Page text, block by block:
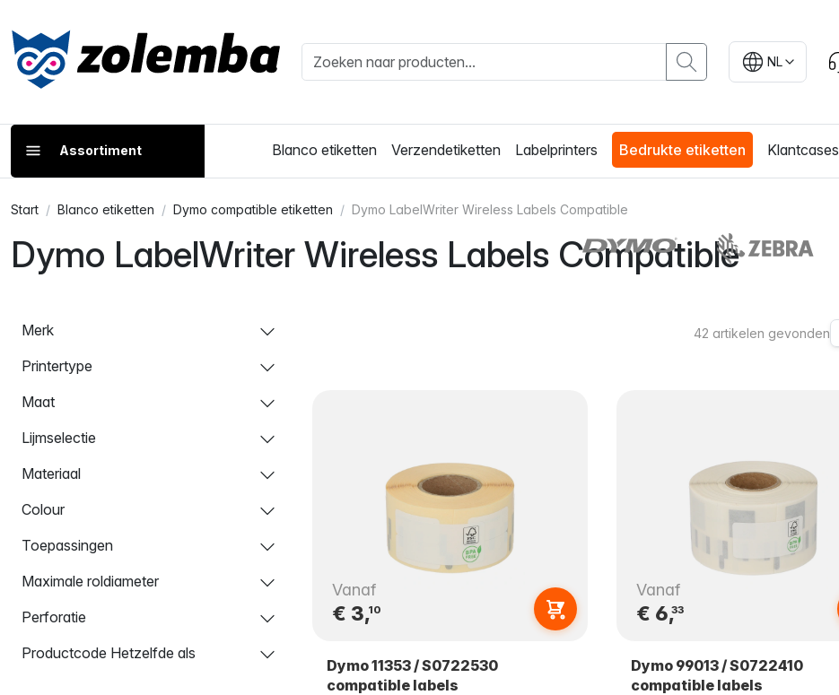
NL
Assortiment Blanco etiketten Verzendetiketten Labelprinters Bedrukte etiketten Klantcases
Start Blanco etiketten Dymo compatible etiketten Dymo LabelWriter Wireless Labels Compatible
Dymo LabelWriter Wireless Labels Compatible
Merk
Printertype
Maat
Lijmselectie
Materiaal
Colour
Toepassingen
Maximale roldiameter
Perforatie
Productcode Hetzelfde als
42 artikelen gevonden
Vanaf
€ 3,10
Dymo 11353 / S0722530
compatible labels
Vanaf
€ 6,33
Dymo 99013 / S0722410
compatible labels